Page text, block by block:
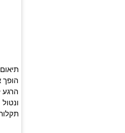
הופך
הרגע
ונטול